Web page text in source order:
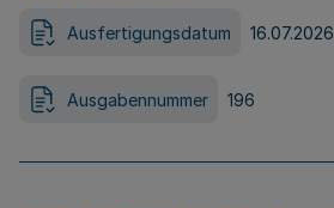
Ausfertigungsdatum 16.07.2026
Ausgabennummer 196